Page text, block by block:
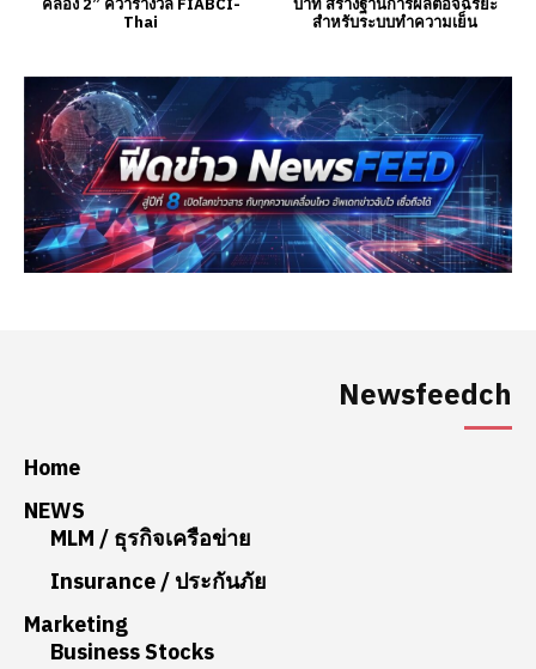
Newsfeedch
Home
NEWS
MLM / ธุรกิจเครือข่าย
Insurance / ประกันภัย
Marketing
Business Stocks